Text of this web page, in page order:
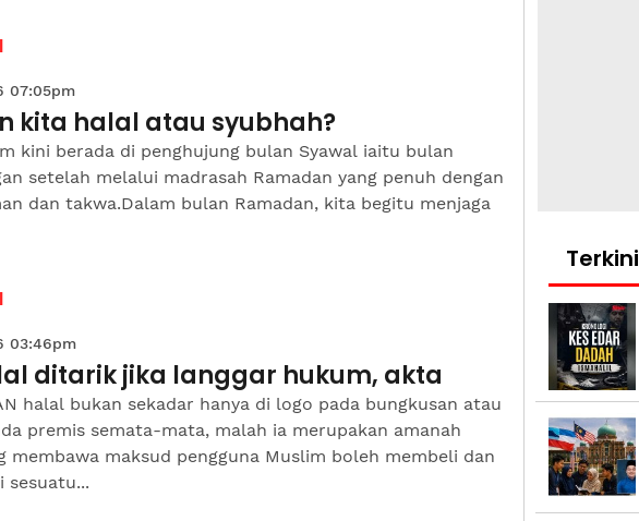
07:05pm
kita halal atau syubhah?
kini berada di penghujung bulan Syawal iaitu bulan
setelah melalui madrasah Ramadan yang penuh dengan
dan takwa.Dalam bulan Ramadan, kita begitu menjaga
03:46pm
ditarik jika langgar hukum, akta
halal bukan sekadar hanya di logo pada bungkusan atau
premis semata-mata, malah ia merupakan amanah
membawa maksud pengguna Muslim boleh membeli dan
sesuatu...
Terkini